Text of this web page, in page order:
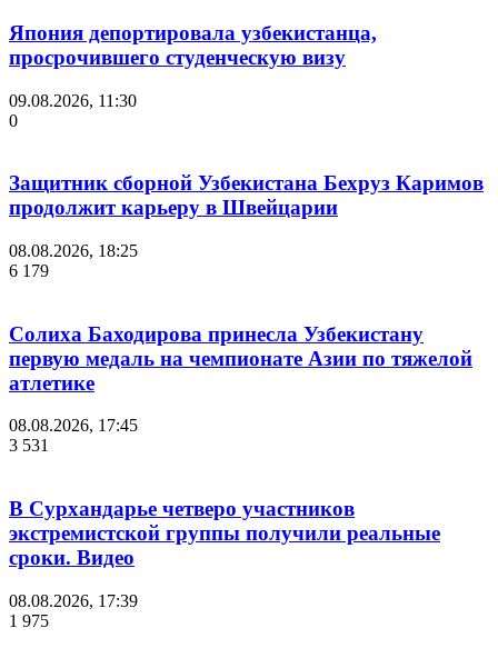
Япония депортировала узбекистанца,
просрочившего студенческую визу
09.08.2026, 11:30
0
Защитник сборной Узбекистана Бехруз Каримов
продолжит карьеру в Швейцарии
08.08.2026, 18:25
6 179
Солиха Баходирова принесла Узбекистану
первую медаль на чемпионате Азии по тяжелой
атлетике
08.08.2026, 17:45
3 531
В Сурхандарье четверо участников
экстремистской группы получили реальные
сроки. Видео
08.08.2026, 17:39
1 975